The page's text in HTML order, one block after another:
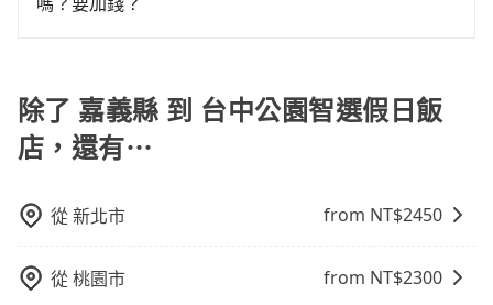
行額外的費用收取。但是，這些費用會在您下訂單後、
出發前先與您進行確認，確保您明確知道所有的費用。
我們會透過Email的方式向您說明收費細節，讓您能更放
除了 嘉義縣 到 台中公園智選假日飯
店，還有⋯
從新北市 from NT$2450
從桃園市 from NT$2300